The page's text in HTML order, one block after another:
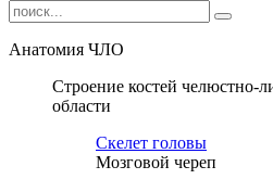
Анатомия ЧЛО
Строение костей челюстно-
области
Cкелет головы
Мозговой череп